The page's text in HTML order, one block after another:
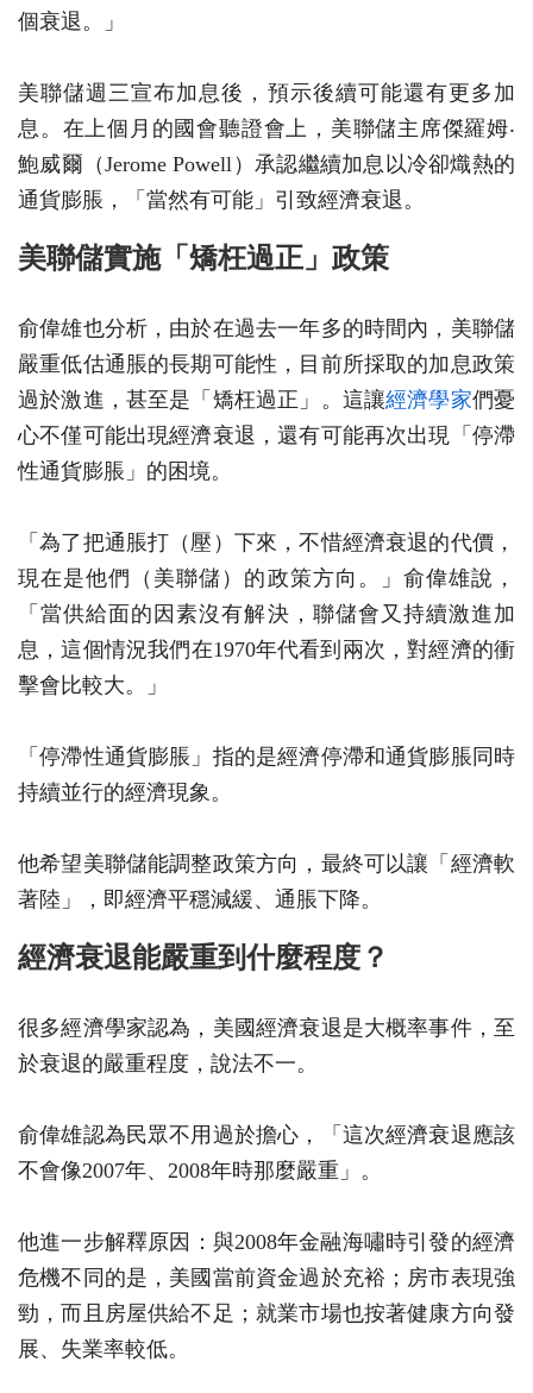
個衰退。」
美聯儲週三宣布加息後，預示後續可能還有更多加
息。在上個月的國會聽證會上，美聯儲主席傑羅姆‧
鮑威爾（Jerome Powell）承認繼續加息以冷卻熾熱的
通貨膨脹，「當然有可能」引致經濟衰退。
美聯儲實施「矯枉過正」政策
俞偉雄也分析，由於在過去一年多的時間內，美聯儲
嚴重低估通脹的長期可能性，目前所採取的加息政策
過於激進，甚至是「矯枉過正」。這讓經濟學家們憂
心不僅可能出現經濟衰退，還有可能再次出現「停滯
性通貨膨脹」的困境。
「為了把通脹打（壓）下來，不惜經濟衰退的代價，
現在是他們（美聯儲）的政策方向。」俞偉雄說，
「當供給面的因素沒有解決，聯儲會又持續激進加
息，這個情況我們在1970年代看到兩次，對經濟的衝
擊會比較大。」
「停滯性通貨膨脹」指的是經濟停滯和通貨膨脹同時
持續並行的經濟現象。
他希望美聯儲能調整政策方向，最終可以讓「經濟軟
著陸」，即經濟平穩減緩、通脹下降。
經濟衰退能嚴重到什麼程度？
很多經濟學家認為，美國經濟衰退是大概率事件，至
於衰退的嚴重程度，說法不一。
俞偉雄認為民眾不用過於擔心，「這次經濟衰退應該
不會像2007年、2008年時那麼嚴重」。
他進一步解釋原因：與2008年金融海嘯時引發的經濟
危機不同的是，美國當前資金過於充裕；房市表現強
勁，而且房屋供給不足；就業市場也按著健康方向發
展、失業率較低。